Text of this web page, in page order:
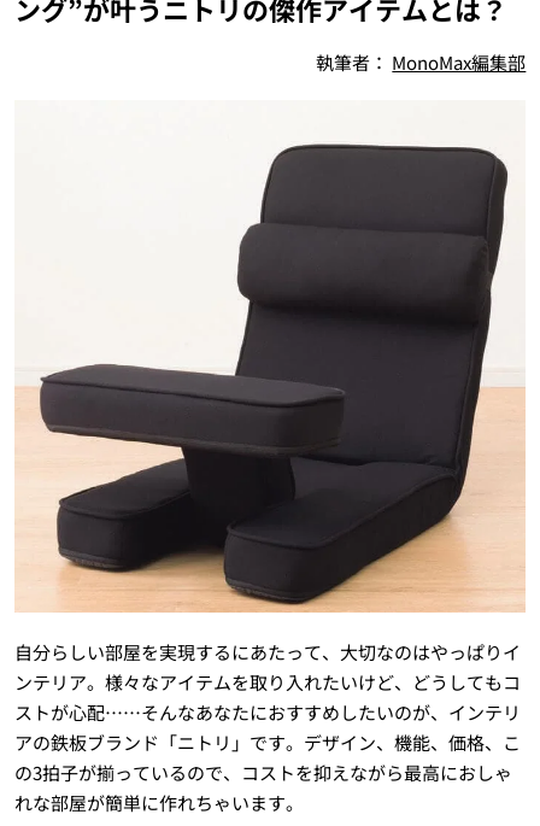
ング”が叶うニトリの傑作アイテムとは？
執筆者： MonoMax編集部
自分らしい部屋を実現するにあたって、大切なのはやっぱりイ
ンテリア。様々なアイテムを取り入れたいけど、どうしてもコ
ストが心配……そんなあなたにおすすめしたいのが、インテリ
アの鉄板ブランド「ニトリ」です。デザイン、機能、価格、こ
の3拍子が揃っているので、コストを抑えながら最高におしゃ
れな部屋が簡単に作れちゃいます。